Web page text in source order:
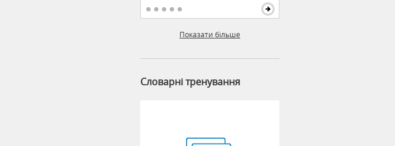
Показати більше
Словарні тренування